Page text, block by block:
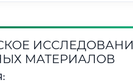
МАТЕРИАЛОВ